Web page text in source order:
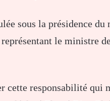
sous la présidence
le ministre
cette responsabilité qui